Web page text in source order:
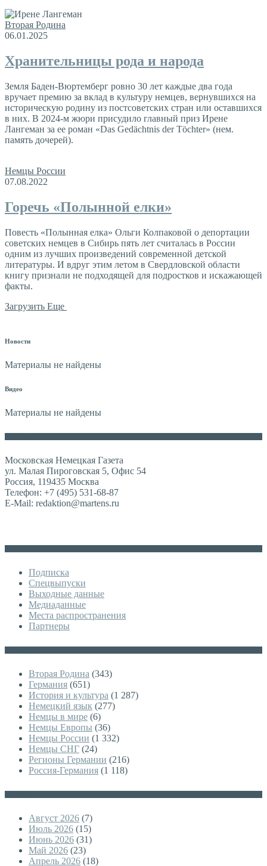
Вторая Родина
06.01.2025
Хранительницы рода и народа
Земля Баден-Вюртемберг ровно 30 лет каждые два года
вручает премию за вклад в культуру немцев, вернувшихся на
историческую родину из постсоветских стран или оставшихся
в них. В 2024-м жюри присудило главный приз Ирене
Лангеман за ее роман «Das Gedächtnis der Töchter» (нем.
память дочерей).
Немцы России
07.08.2022
Горечь «Полынной елки»
Повесть «Полынная елка» Ольги Колпаковой о депортации
советских немцев в Сибирь пять лет считалась в России
одним из лучших произведений современной детской
литературы. И вдруг этим летом в Свердловской области
книгу признали не подходящей для подростков и искажающей
факты.
Загрузить Еще
Новости
Материалы не найдены
Видео
Материалы не найдены
Московская Немецкая Газета
ул. Малая Пироговская 5, Офис 54
Россия, 119435 Москва
Телефон: +7 (495) 531-68-87
E-Mail: redaktion@martens.ru
Подписка
Спецвыпуски
Выходные данные
Медиаданные
Места распространения
Партнеры
Вторая Родина (343)
Германия (651)
История и культура (1 287)
Немецкий язык (277)
Немцы в мире (6)
Немцы Европы (36)
Немцы России (1 332)
Немцы СНГ (24)
Регионы Германии (216)
Россия-Германия (1 118)
Август 2026 (7)
Июль 2026 (15)
Июнь 2026 (31)
Май 2026 (23)
Апрель 2026 (18)